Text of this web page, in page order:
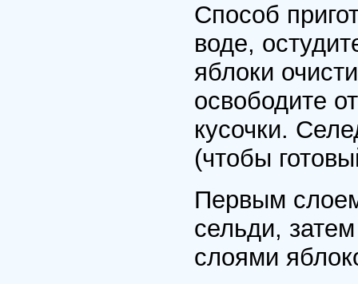
Способ
воде,
яблоки
освободите
кусочки.
(чтобы
Первым
сельди,
слоями